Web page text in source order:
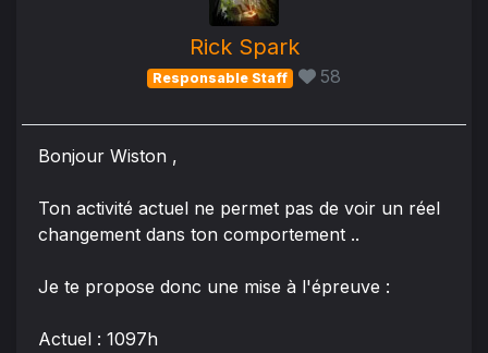
Rick Spark
Responsable Staff 58
Bonjour Wiston ,
Ton activité actuel ne permet pas de voir un réel
changement dans ton comportement ..
Je te propose donc une mise à l'épreuve :
Actuel : 1097h